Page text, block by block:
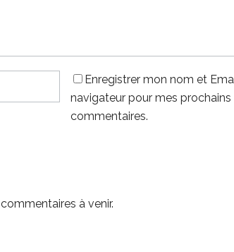
Enregistrer mon nom et
navigateur pour mes prochains
commentaires.
à venir.